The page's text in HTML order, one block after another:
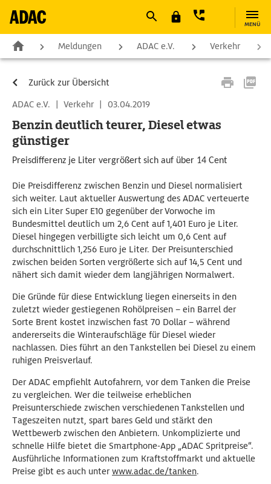
MENÜ
Meldungen ADAC e.V. Verkehr
Zurück zur Übersicht
ADAC e.V.
| Verkehr | 03.04.2019
Benzin deutlich teurer, Diesel etwas
günstiger
Preisdifferenz je Liter vergrößert sich auf über 14 Cent
Die Preisdifferenz zwischen Benzin und Diesel normalisiert
sich weiter. Laut aktueller Auswertung des ADAC verteuerte
sich ein Liter Super E10 gegenüber der Vorwoche im
Bundesmittel deutlich um 2,6 Cent auf 1,401 Euro je Liter.
Diesel hingegen verbilligte sich leicht um 0,6 Cent auf
durchschnittlich 1,256 Euro je Liter. Der Preisunterschied
zwischen beiden Sorten vergrößerte sich auf 14,5 Cent und
nähert sich damit wieder dem langjährigen Normalwert.
Die Gründe für diese Entwicklung liegen einerseits in den
zuletzt wieder gestiegenen Rohölpreisen – ein Barrel der
Sorte Brent kostet inzwischen fast 70 Dollar – während
andererseits die Winteraufschläge für Diesel wieder
nachlassen. Dies führt an den Tankstellen bei Diesel zu einem
ruhigen Preisverlauf.
Der ADAC empfiehlt Autofahrern, vor dem Tanken die Preise
zu vergleichen. Wer die teilweise erheblichen
Preisunterschiede zwischen verschiedenen Tankstellen und
Tageszeiten nutzt, spart bares Geld und stärkt den
Wettbewerb zwischen den Anbietern. Unkomplizierte und
schnelle Hilfe bietet die Smartphone-App „ADAC Spritpreise“.
Ausführliche Informationen zum Kraftstoffmarkt und aktuelle
Preise gibt es auch unterwww.adac.de/tanken.